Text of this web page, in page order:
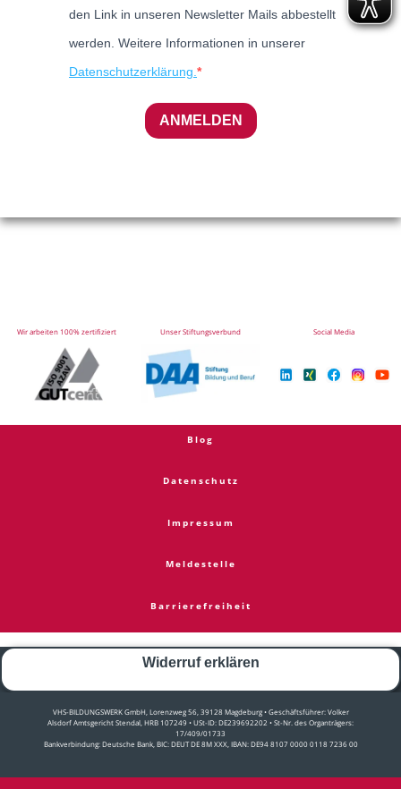
den Link in unseren Newsletter Mails abbestellt
werden. Weitere Informationen in unserer
Datenschutzerklärung.
ANMELDEN
Wir arbeiten 100% zertifiziert Unser Stiftungsverbund Social Media
Blog
Datenschutz
Impressum
Meldestelle
Barrierefreiheit
Widerruf erklären
VHS-BILDUNGSWERK GmbH, Lorenzweg 56, 39128 Magdeburg • Geschäftsführer: Volker
Alsdorf Amtsgericht Stendal, HRB 107249 • USt-ID: DE239692202 • St-Nr. des Organträgers:
17/409/01733
Bankverbindung: Deutsche Bank, BIC: DEUT DE 8M XXX, IBAN: DE94 8107 0000 0118 7236 00